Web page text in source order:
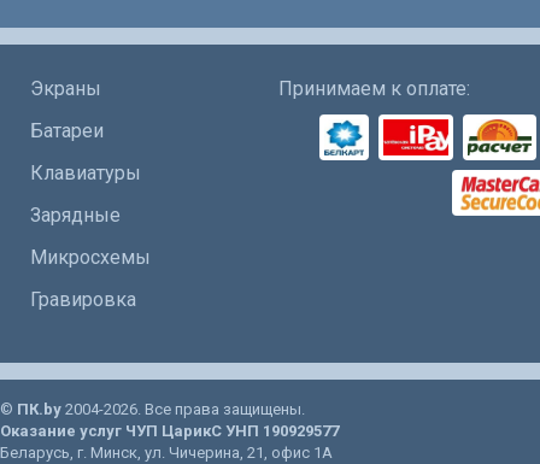
Экраны
Батареи
Клавиатуры
Зарядные
Микросхемы
Гравировка
Принимаем к оплате:
© ПК.by 2004-2026. Все права защищены.
Оказание услуг ЧУП ЦарикС УНП 190929577
Беларусь, г. Минск, ул. Чичерина, 21 , офис 1А